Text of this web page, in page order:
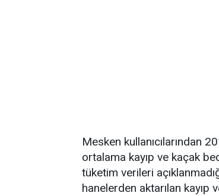
Mesken kullanıcılarından
ortalama kayıp ve kaçak
tüketim verileri
hanelerden aktarılan